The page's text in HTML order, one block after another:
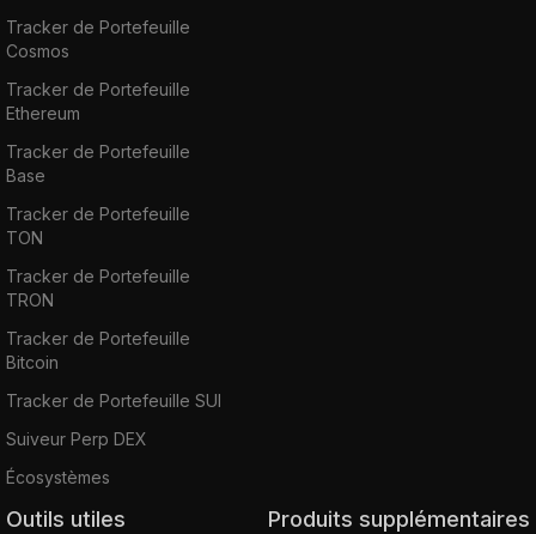
Tracker de Portefeuille
Cosmos
Tracker de Portefeuille
Ethereum
Tracker de Portefeuille
Base
Tracker de Portefeuille
TON
Tracker de Portefeuille
TRON
Tracker de Portefeuille
Bitcoin
Tracker de Portefeuille SUI
Suiveur Perp DEX
Écosystèmes
Outils utiles Produits supplémentaires